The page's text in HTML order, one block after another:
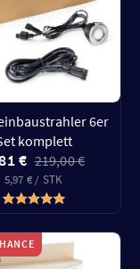
6er
komplett
€ 219,00 €
5,97 € / STK